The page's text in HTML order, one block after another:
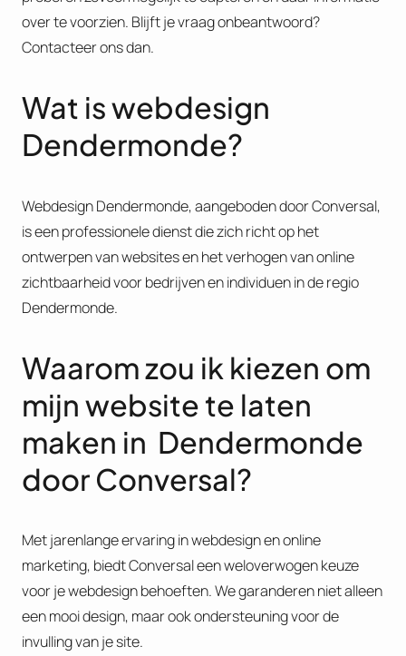
over te voorzien. Blijft je vraag onbeantwoord?
Contacteer ons dan.
Wat is webdesign
Dendermonde?
Webdesign Dendermonde, aangeboden door Conversal,
is een professionele dienst die zich richt op het
ontwerpen van websites en het verhogen van online
zichtbaarheid voor bedrijven en individuen in de regio
Dendermonde​.
Waarom zou ik kiezen om
mijn website te laten
maken in Dendermonde
door Conversal?
Met jarenlange ervaring in webdesign en online
marketing, biedt Conversal een weloverwogen keuze
voor je webdesign behoeften. We garanderen niet alleen
een mooi design, maar ook ondersteuning voor de
invulling van je site​.